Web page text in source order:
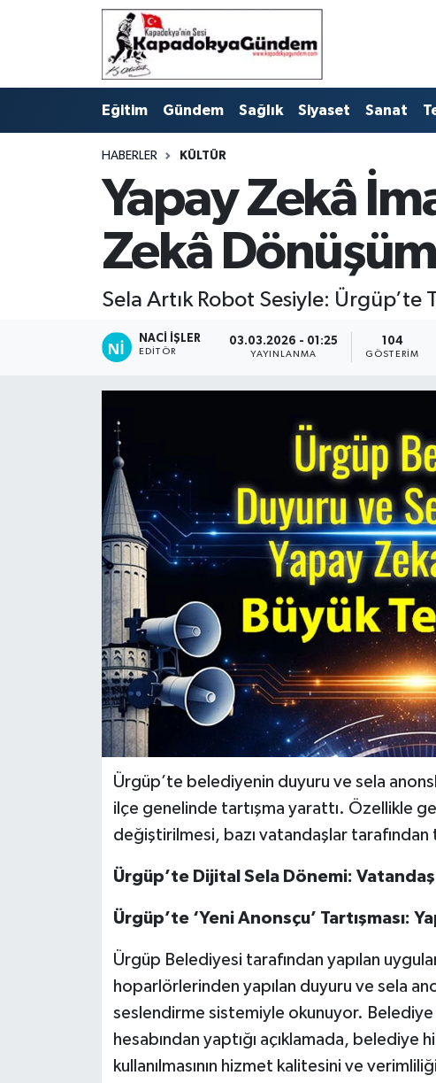
Eğitim Gündem Sağlık Siyaset Sanat
HABERLER KÜLTÜR
Yapay Zekâ
Zekâ
Sela Artık Robot Sesiyle: Ürgüp’te
NACI İŞLER
EDITÖR
03.03.2026 - 01:25
YAYINLANMA
104
GÖSTERIM
Ürgüp’te belediyenin duyuru ve sela
ilçe genelinde tartışma yarattı. Özellikle
değiştirilmesi, bazı vatandaşlar tarafından
Ürgüp’te Dijital Sela Dönemi:
Ürgüp’te ‘Yeni Anonsçu’ Tartışması:
Ürgüp Belediyesi tarafından yapılan
hoparlörlerinden yapılan duyuru ve sela
seslendirme sistemiyle okunuyor. Belediye
hesabından yaptığı açıklamada,
kullanılmasının hizmet kalitesini ve
Hava Durumu
Trafik Durumu
Süper Lig Puan Durumu ve Fikstür
Tüm Manşetler
Son Dakika Haberleri
Haber Arşivi